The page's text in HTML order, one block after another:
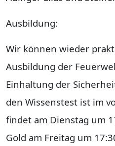
Ausbildung:
Wir können wieder
Ausbildung der
Einhaltung der
den Wissenstest ist im
findet am Dienstag um
Gold am Freitag um